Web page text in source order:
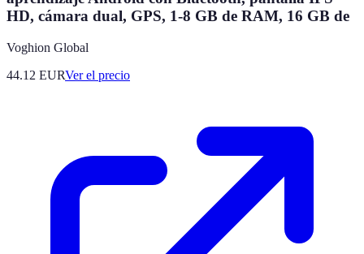
HD, cámara dual, GPS, 1-8 GB de RAM, 16 GB de
Voghion Global
44.12 EURVer el precio